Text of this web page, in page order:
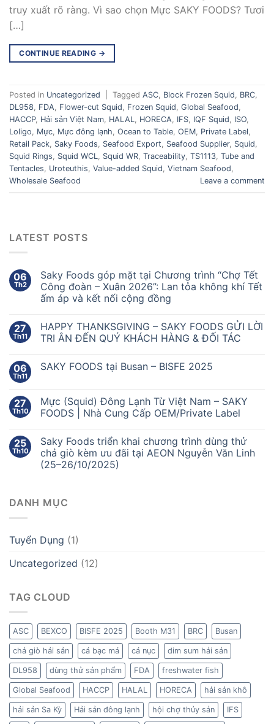
truy xuất rõ ràng. Vì sao chọn Mực SAKY FOODS? Tươi
[…]
CONTINUE READING →
Posted in Uncategorized Tagged ASC Block Frozen Squid BRC
DL958
FDA Flower-cut Squid Frozen Squid Global Seafood
HACCP, Hải sản Việt Nam HALAL HORECA IFS IQF Squid ISO
Loligo
Mực Mực đông lạnh Ocean to Table OEM Private Label
Retail Pack Saky Foods Seafood Export Seafood Supplier, Squid
Squid Rings
Squid WCL Squid WR Traceability TS1113 Tube and
Tentacles
Uroteuthis Value-added Squid Vietnam Seafood
Wholesale Seafood
Leave a comment
LATEST POSTS
06
Th2
Saky Foods góp mặt tại Chương trình “Chợ Tết
Công đoàn – Xuân 2026”: Lan tỏa không khí Tết
ấm áp và kết nối cộng đồng
27
Th11
HAPPY THANKSGIVING – SAKY FOODS GỬI LỜI
TRI ÂN ĐẾN QUÝ KHÁCH HÀNG & ĐỐI TÁC
06
Th11
SAKY FOODS tại Busan – BISFE 2025
27
Th10
Mực (Squid) Đông Lạnh Từ Việt Nam – SAKY
FOODS | Nhà Cung Cấp OEM/Private Label
25
Th10
Saky Foods triển khai chương trình dùng thử
chả giò kèm ưu đãi tại AEON Nguyễn Văn Linh
(25–26/10/2025)
DANH MỤC
Tuyển Dụng (1)
Uncategorized (12)
TAG CLOUD
ASC BEXCO BISFE 2025 Booth M31 BRC Busan
chả giò hải sản cá bạc má cá nục dim sum hải sản
DL958 dùng thử sản phẩm FDA freshwater fish
Global Seafood HACCP HALAL HORECA hải sản khô
hải sản Sa Kỳ Hải sản đông lạnh hội chợ thủy sản IFS